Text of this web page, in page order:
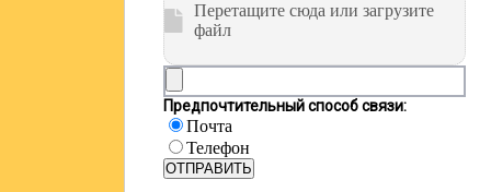
Перетащите сюда или загрузите
файл
Предпочтительный способ связи:
Почта
Телефон
ОТПРАВИТЬ